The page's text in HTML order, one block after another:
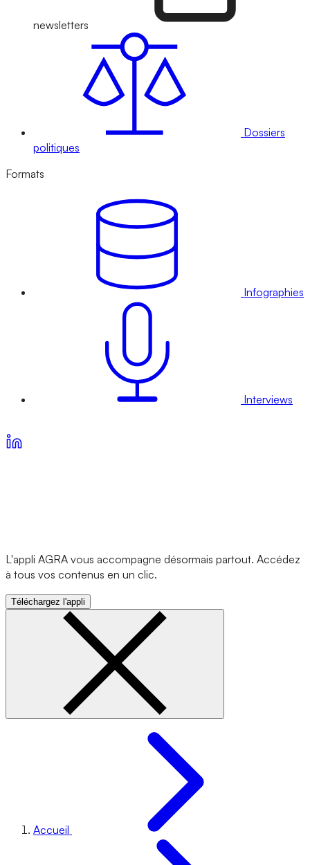
newsletters
Dossiers
politiques
Formats
Infographies
Interviews
L'appli AGRA vous accompagne désormais partout. Accédez
à tous vos contenus en un clic.
Téléchargez l'appli
Accueil